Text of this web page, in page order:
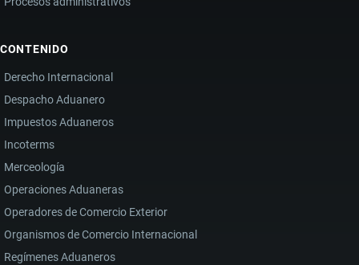
CONTENIDO
Derecho Internacional
Despacho Aduanero
Impuestos Aduaneros
Incoterms
Merceología
Operaciones Aduaneras
Operadores de Comercio Exterior
Organismos de Comercio Internacional
Regímenes Aduaneros